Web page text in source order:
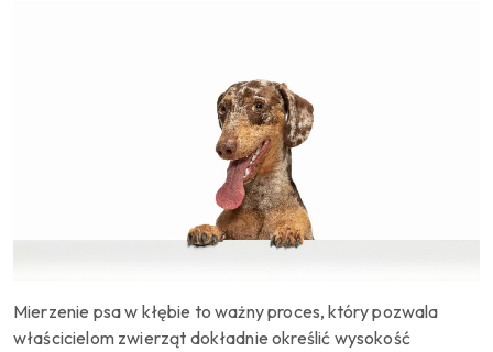
Mierzenie psa w kłębie to ważny proces, który pozwala
właścicielom zwierząt dokładnie określić wysokość